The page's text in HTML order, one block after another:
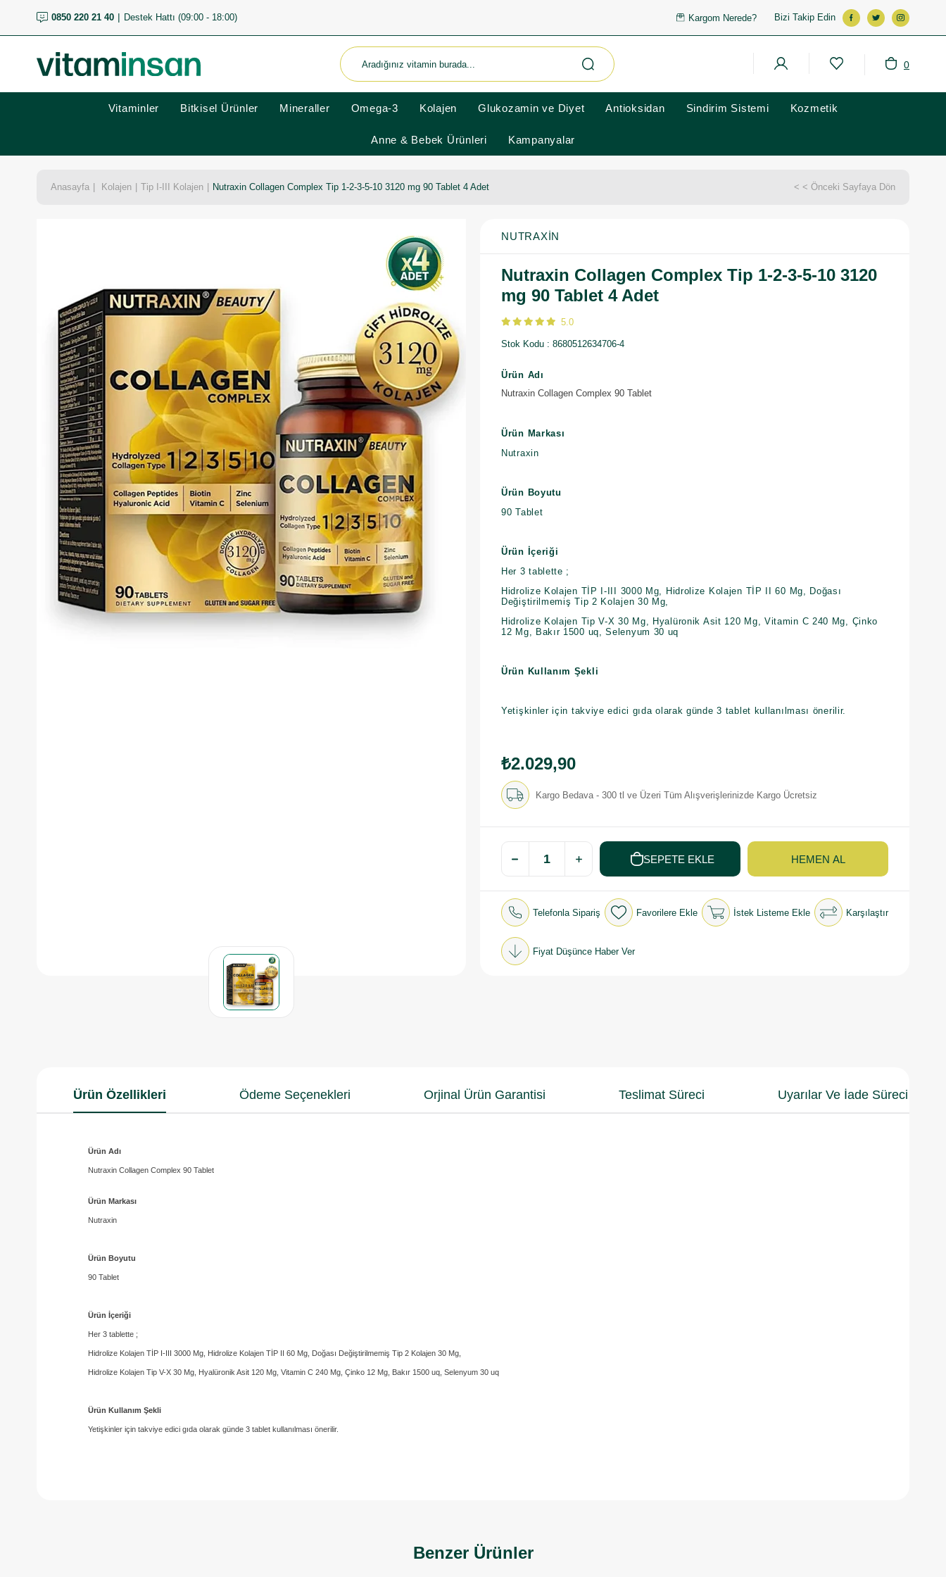
0850 220 21 40 Destek Hattı (09:00 - 18:00) Kargom Nerede? Bizi Takip Edin
0
Vitaminler Bitkisel Ürünler Mineraller Omega-3 Kolajen Glukozamin ve Diyet Antioksidan Sindirim Sistemi Kozmetik
Anne & Bebek Ürünleri Kampanyalar
Anasayfa Kolajen Tip I-III Kolajen Nutraxin Collagen Complex Tip 1-2-3-5-10 3120 mg 90 Tablet 4 Adet < < Önceki Sayfaya Dön
NUTRAXIN
Nutraxin Collagen Complex Tip 1-2-3-5-10 3120
mg 90 Tablet 4 Adet
5.0
Stok Kodu 8680512634706-4
Ürün Adı
Nutraxin Collagen Complex 90 Tablet
Ürün Markası
Nutraxin
Ürün Boyutu
90 Tablet
Ürün İçeriği
Her 3 tablette ;
Hidrolize Kolajen TİP I-III 3000 Mg, Hidrolize Kolajen TİP II 60 Mg, Doğası
Değiştirilmemiş Tip 2 Kolajen 30 Mg,
Hidrolize Kolajen Tip V-X 30 Mg, Hyalüronik Asit 120 Mg, Vitamin C 240 Mg, Çinko
12 Mg, Bakır 1500 uq, Selenyum 30 uq
Ürün Kullanım Şekli
Yetişkinler için takviye edici gıda olarak günde 3 tablet kullanılması önerilir.
₺2.029,90
Kargo Bedava - 300 tl ve Üzeri Tüm Alışverişlerinizde Kargo Ücretsiz
Telefonla Sipariş Favorilere Ekle İstek Listeme Ekle Karşılaştır
Fiyat Düşünce Haber Ver
Ürün Özellikleri Ödeme Seçenekleri Orjinal Ürün Garantisi Teslimat Süreci Uyarılar Ve İade Süreci
Ürün Adı
Nutraxin Collagen Complex 90 Tablet
Ürün Markası
Nutraxin
Ürün Boyutu
90 Tablet
Ürün İçeriği
Her 3 tablette ;
Hidrolize Kolajen TİP I-III 3000 Mg, Hidrolize Kolajen TİP II 60 Mg, Doğası Değiştirilmemiş Tip 2 Kolajen 30 Mg,
Hidrolize Kolajen Tip V-X 30 Mg, Hyalüronik Asit 120 Mg, Vitamin C 240 Mg, Çinko 12 Mg, Bakır 1500 uq, Selenyum 30 uq
Ürün Kullanım Şekli
Yetişkinler için takviye edici gıda olarak günde 3 tablet kullanılması önerilir.
Benzer Ürünler